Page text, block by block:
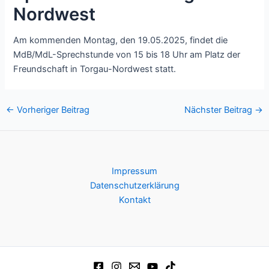
Nordwest
Am kommenden Montag, den 19.05.2025, findet die
MdB/MdL-Sprechstunde von 15 bis 18 Uhr am Platz der
Freundschaft in Torgau-Nordwest statt.
Post
← Vorheriger Beitrag Nächster Beitrag →
Impressum
Datenschutzerklärung
Kontakt